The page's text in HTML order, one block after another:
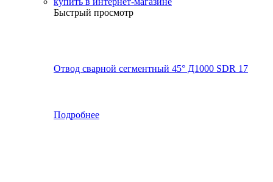
Быстрый просмотр
Отвод сварной сегментный 45° Д1000 SDR 17
Подробнее